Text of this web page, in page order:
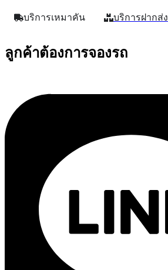
บริการเหมาคัน บริการฝากส่ง
ลูกค้าต้องการจองรถ